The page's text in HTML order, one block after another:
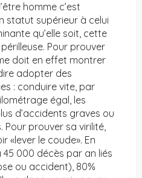
homme c’est
statut supérieur à celui
qu’elle soit, cette
Pour prouver
doit en effet montrer
adopter des
: conduire vite, par
égal, les
d’accidents graves ou
Pour prouver sa virilité,
«lever le coude». En
45 000 décès par an liés
ou accident), 80%